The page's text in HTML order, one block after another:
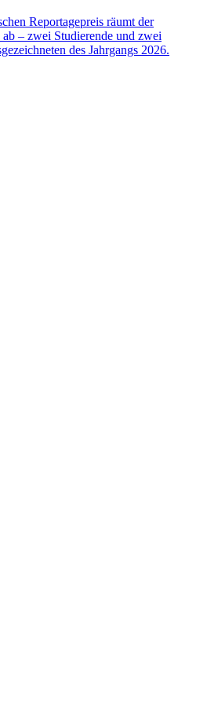
Reportagepreis räumt der
– zwei Studierende und zwei
des Jahrgangs 2026.